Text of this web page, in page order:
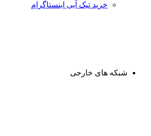
خرید تیک آبی اینستاگرام
شبکه های خارجی